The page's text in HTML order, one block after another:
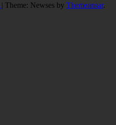
| Theme: Newses by Themeansar.